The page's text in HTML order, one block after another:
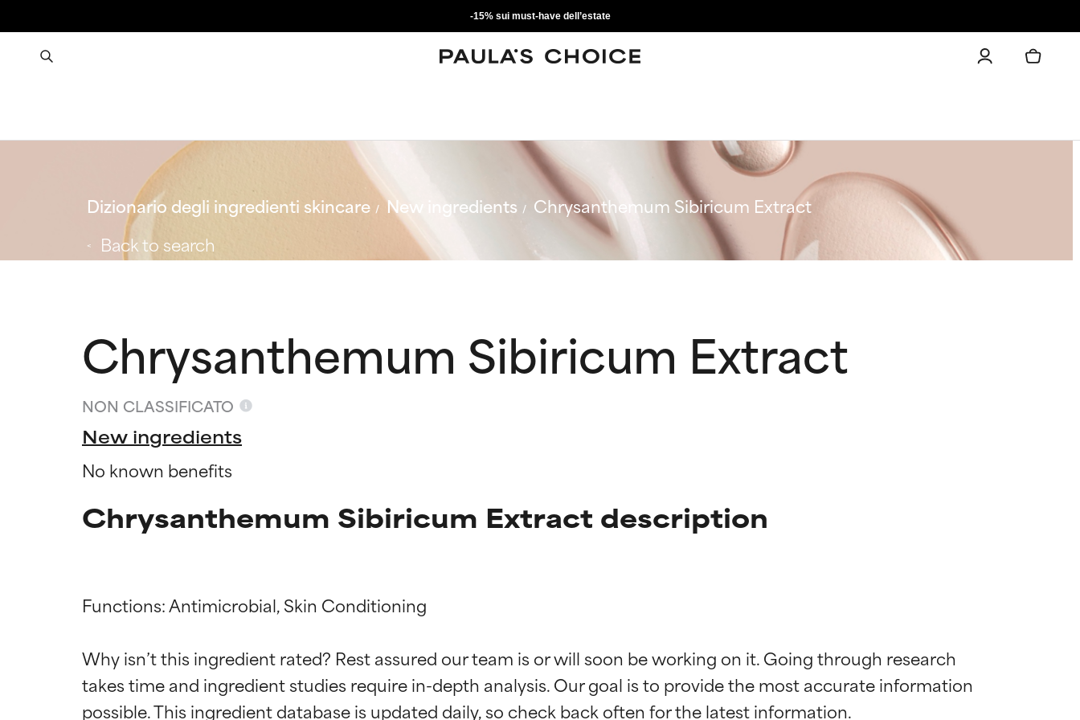
-15% sui must-have dell’estate
Dizionario degli ingredienti skincare New ingredients
Chrysanthemum Sibiricum Extract
Back to search
Chrysanthemum Sibiricum Extract
NON CLASSIFICATO
New ingredients
No known benefits
Chrysanthemum Sibiricum Extract description
Functions: Antimicrobial, Skin Conditioning
Why isn’t this ingredient rated? Rest assured our team is or will soon be working on it. Going through research
takes time and ingredient studies require in-depth analysis. Our goal is to provide the most accurate information
Valutazione degli ingredienti
OTTIMO
Comprovati e sostenuti da studi indipendenti. Ingrediente attivo eccezionale per la maggior
parte dei tipi di pelle o dei problemi.
Valutazione degli ingredienti
OTTIMO
Comprovati e sostenuti da studi indipendenti. Ingrediente attivo eccezionale per la maggior
parte dei tipi di pelle o dei problemi.